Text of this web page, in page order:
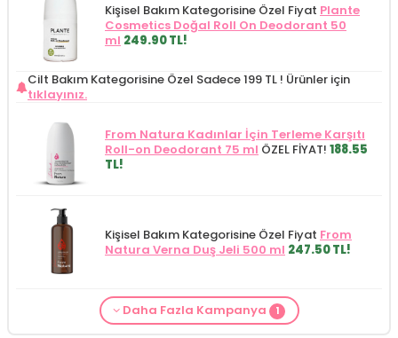
Kişisel Bakım Kategorisine Özel Fiyat Plante
Cosmetics Doğal Roll On Deodorant 50
ml 249.90 TL!
Cilt Bakım Kategorisine Özel Sadece 199 TL ! Ürünler için
tıklayınız.
From Natura Kadınlar İçin Terleme Karşıtı
Roll-on Deodorant 75 ml ÖZEL FİYAT! 188.55
TL!
Kişisel Bakım Kategorisine Özel Fiyat From
Natura Verna Duş Jeli 500 ml 247.50 TL!
Cilt Bakım ürünü siparişinizdeMamaaura
Daha Fazla Kampanya 1